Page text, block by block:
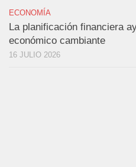
ECONOMÍA
La planificación financiera
económico cambiante
16 JULIO 2026